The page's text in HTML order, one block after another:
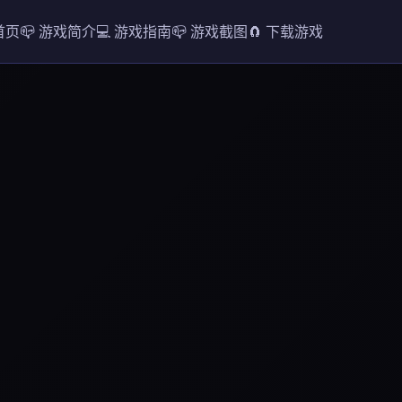
页📪 游戏简介💻 游戏指南📪 游戏截图🧲 下载游戏